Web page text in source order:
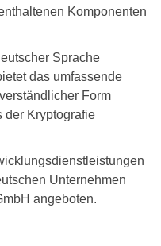
Komponenten
Sprache
das umfassende
Form
der Kryptografie
Unternehmen
angeboten.